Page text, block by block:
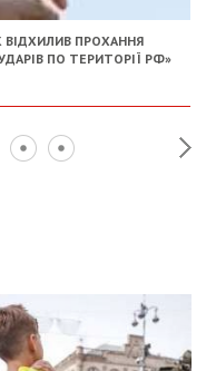
ВІДХИЛИВ ПРОХАННЯ
ПО ТЕРИТОРІЇ РФ»